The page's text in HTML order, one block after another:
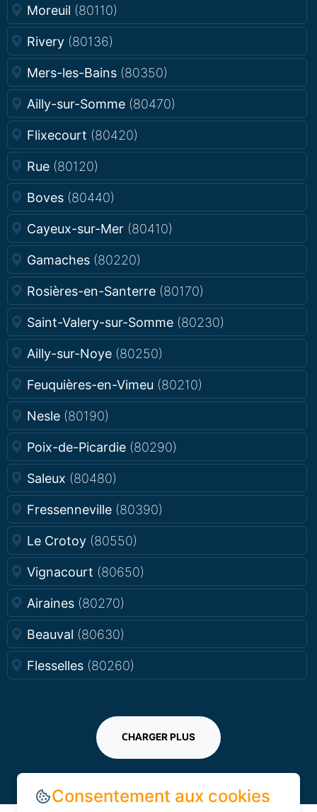
Moreuil (80110)
Rivery (80136)
Mers-les-Bains (80350)
Ailly-sur-Somme (80470)
Flixecourt (80420)
Rue (80120)
Boves (80440)
Cayeux-sur-Mer (80410)
Gamaches (80220)
Rosières-en-Santerre (80170)
Saint-Valery-sur-Somme (80230)
Ailly-sur-Noye (80250)
Feuquières-en-Vimeu (80210)
Nesle (80190)
Poix-de-Picardie (80290)
Saleux (80480)
Fressenneville (80390)
Le Crotoy (80550)
Vignacourt (80650)
Airaines (80270)
Beauval (80630)
Flesselles (80260)
CHARGER PLUS
Consentement aux cookies